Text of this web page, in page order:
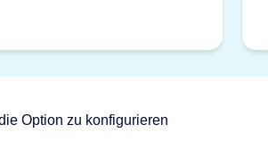
Option zu konfigurieren